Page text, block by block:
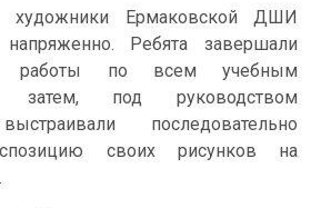
Ермаковской ДШИ
напряженно. Ребята завершали
работы по всем учебным
затем, под руководством
последовательно
своих рисунков на